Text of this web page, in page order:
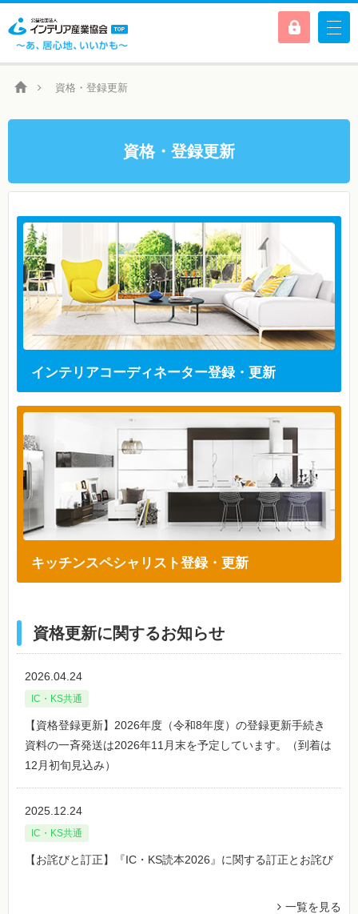
資格・登録更新
資格・登録更新
インテリアコーディネーター登録・更新
キッチンスペシャリスト登録・更新
資格更新に関するお知らせ
2026.04.24
IC・KS共通
【資格登録更新】2026年度（令和8年度）の登録更新手続き
資料の一斉発送は2026年11月末を予定しています。（到着は
12月初旬見込み）
2025.12.24
IC・KS共通
【お詫びと訂正】『IC・KS読本2026』に関する訂正とお詫び
一覧を見る